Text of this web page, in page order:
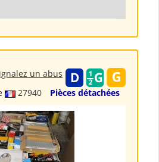
27940 Pièces détachées
un abus